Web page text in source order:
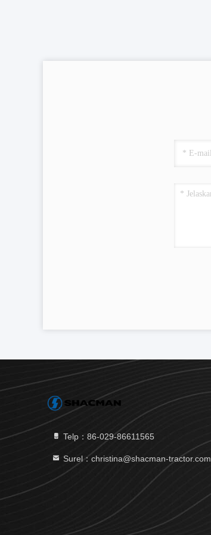
Telp：86-029-86611565
Surel：christina@shacman-tractor.com